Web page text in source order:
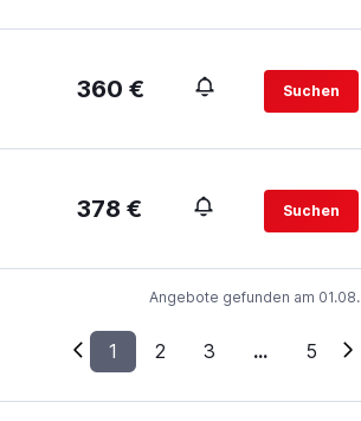
360 € Suchen
378 € Suchen
Angebote gefunden am 01.08.
1 2 3 ... 5